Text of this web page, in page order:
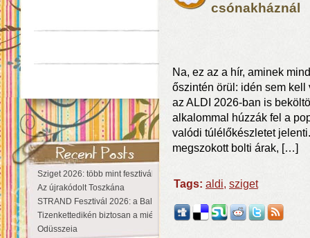
Sziget 2026: több mint fesztivál, egy városnyi élmény
Az újrakódolt Toszkána
STRAND Fesztivál 2026: a Balaton partján a nyár még tart!
Tizenkettedikén biztosan a miénk a Sziget!
Odüsszeia
csónakháznál
Na, ez az a hír, aminek
őszintén örül: idén sem
az ALDI 2026-ban is
alkalommal húzzák fel a
valódi túlélőkészletet
megszokott bolti árak, […]
Tags: aldi, sziget